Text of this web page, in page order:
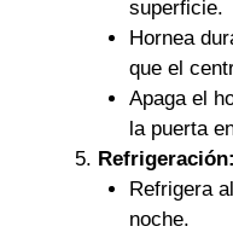
superficie.
Hornea
que el
Apaga el
la puerta
Refrigeración:
Refrigera
noche.